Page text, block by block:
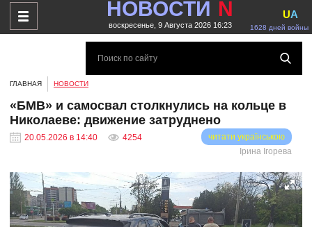
НОВОСТИ N
воскресенье, 9 Августа 2026 16:23 1628 дней войны
UA
ГЛАВНАЯ НОВОСТИ
«БМВ» и самосвал столкнулись на кольце в
Николаеве: движение затруднено
20.05.2026 в 14:40 4254
читати українською
Ірина Ігорева